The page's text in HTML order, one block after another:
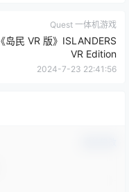
Quest 一体机游戏
《岛民 VR 版》ISLANDERS
VR Edition
2024-7-23 22:41:56